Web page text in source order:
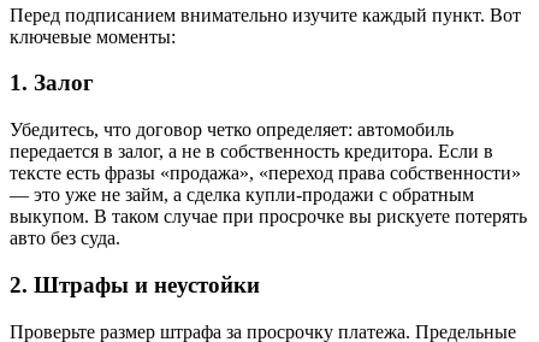
Перед подписанием внимательно изучите каждый пункт. Вот
ключевые моменты:
1. Залог
Убедитесь, что договор четко определяет: автомобиль
передается в залог, а не в собственность кредитора. Если в
тексте есть фразы «продажа», «переход права собственности»
— это уже не займ, а сделка купли-продажи с обратным
выкупом. В таком случае при просрочке вы рискуете потерять
авто без суда.
2. Штрафы и неустойки
Проверьте размер штрафа за просрочку платежа. Предельные